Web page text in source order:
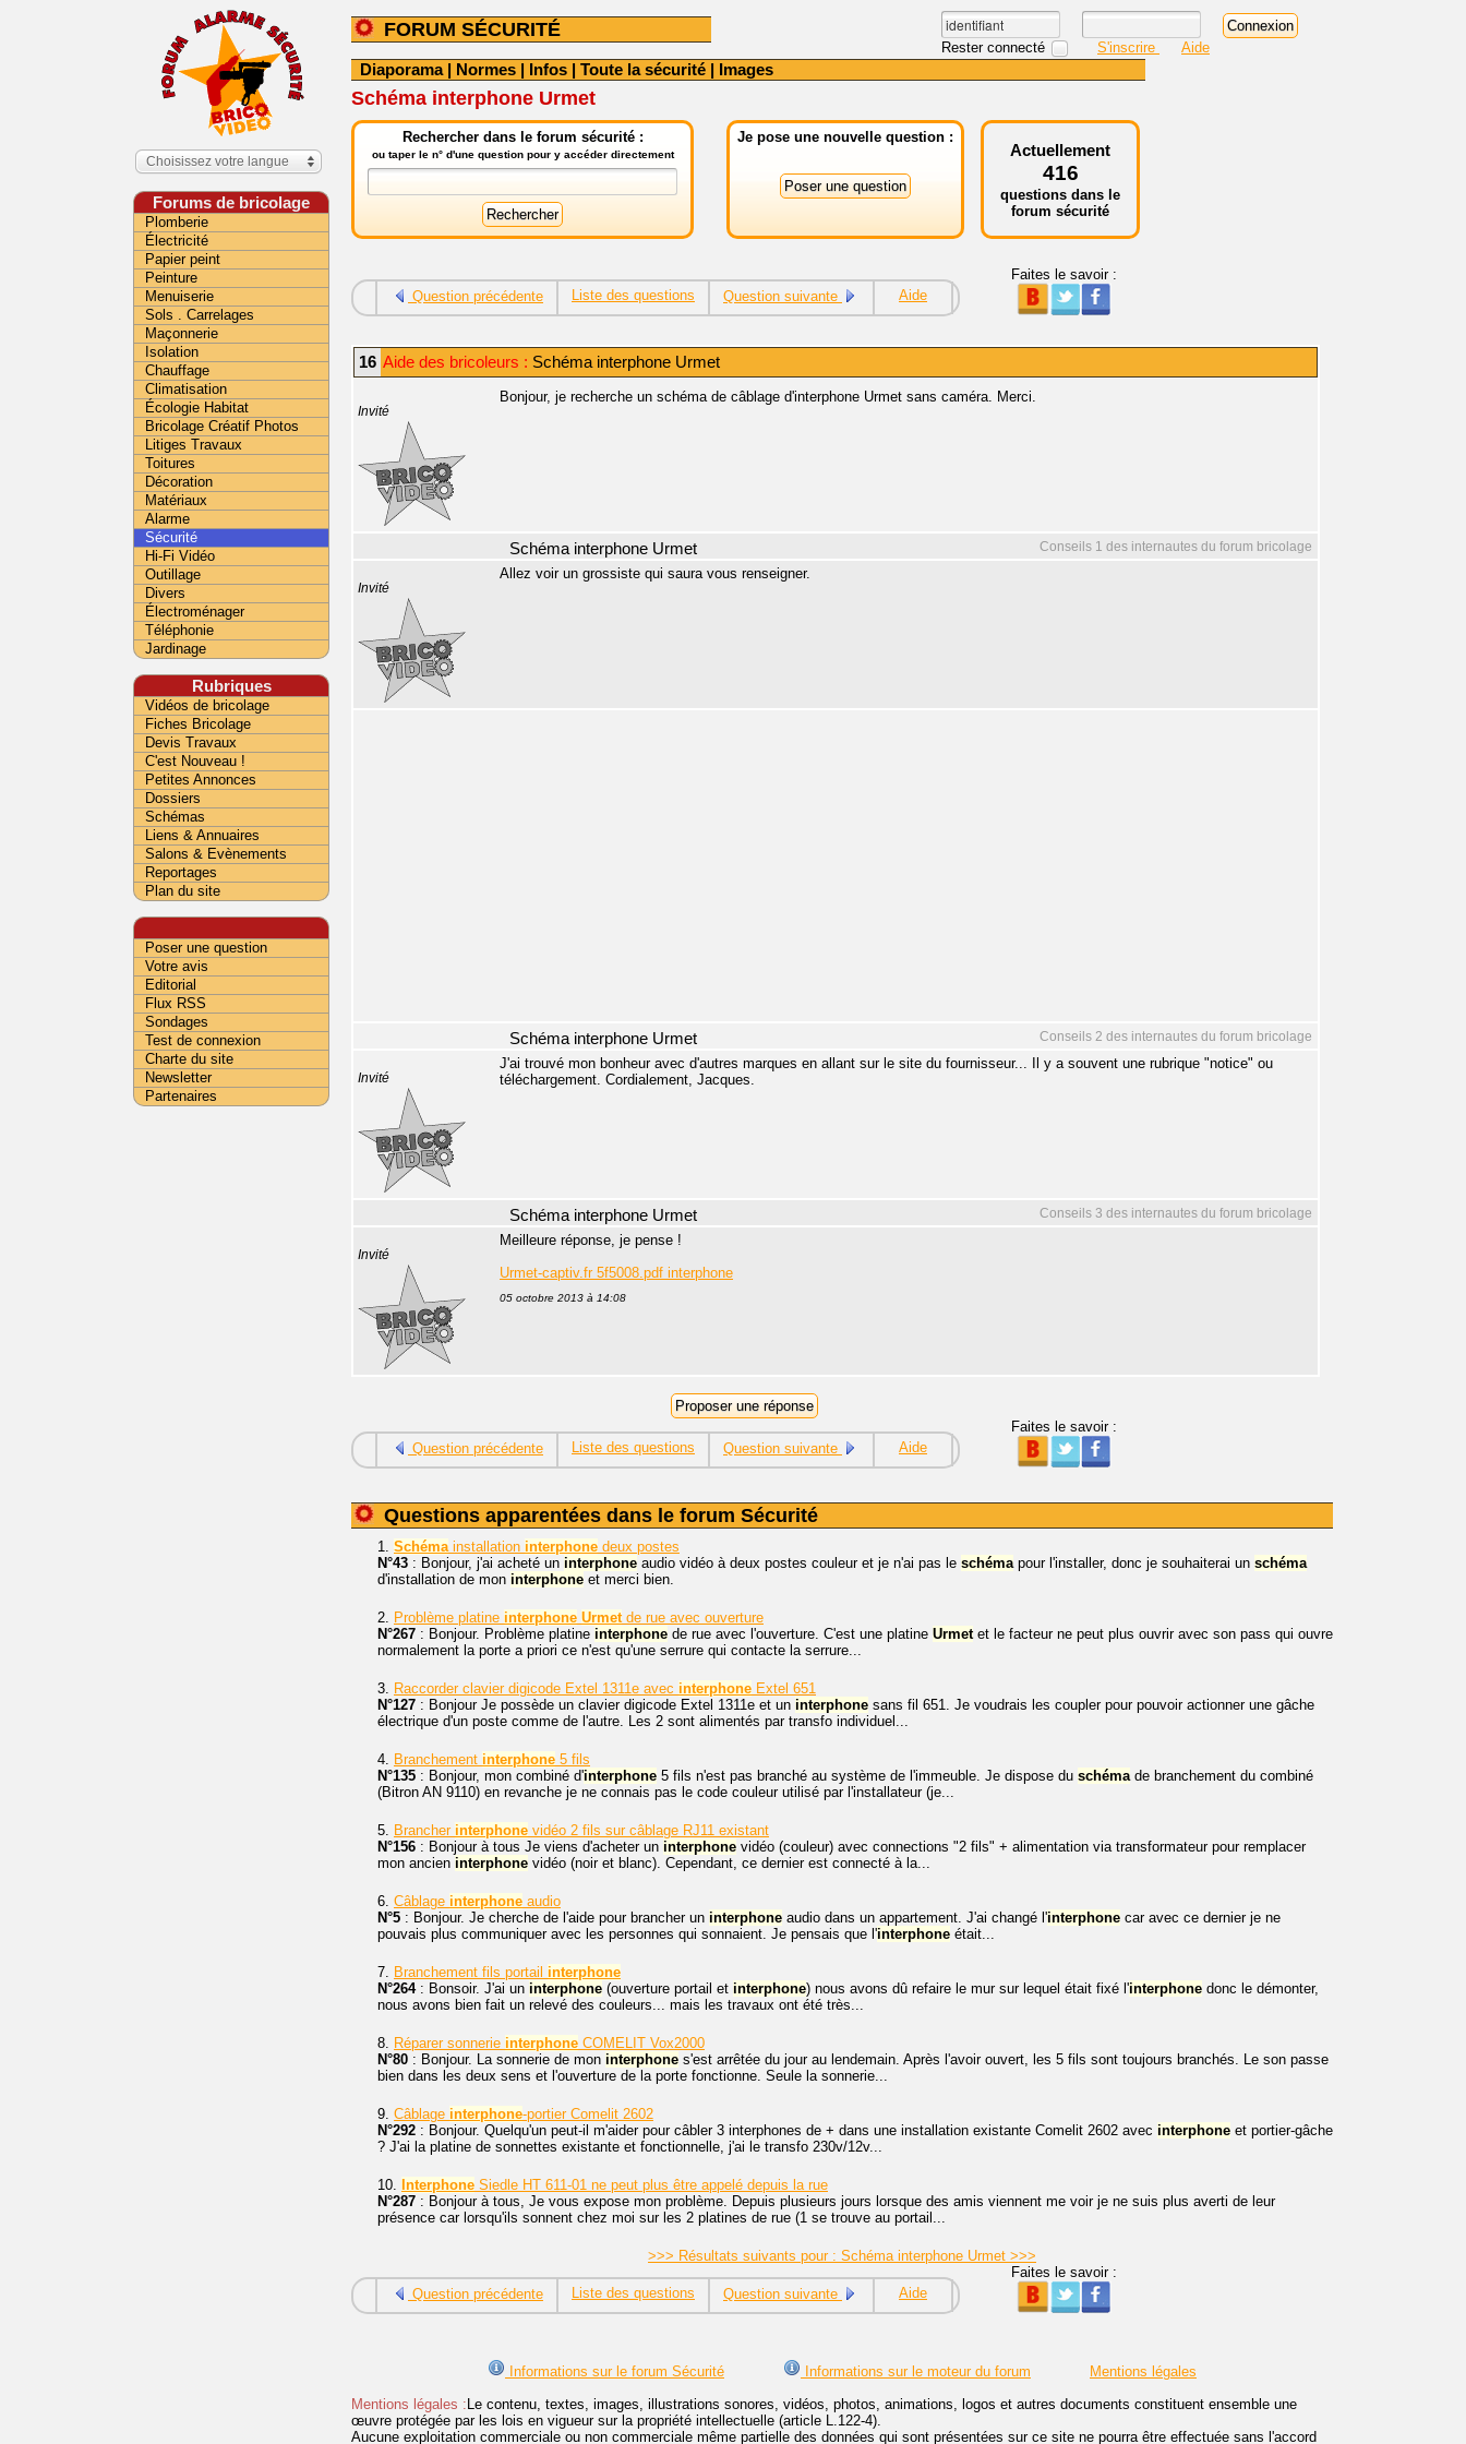
FORUM SÉCURITÉ
Rester connecté S'inscrire Aide
Diaporama| Normes | Infos | Toute la sécurité | Images
Schéma interphone Urmet
Rechercher dans le forum sécurité :
ou taper le n° d'une question pour y accéder directement
Je pose une nouvelle question :
Actuellement
416
questions dans le
forum sécurité
Question précédente Liste des questions Question suivante Aide
Faites le savoir :
16 Aide des bricoleurs : Schéma interphone Urmet
Invité
Bonjour, je recherche un schéma de câblage d'interphone Urmet sans caméra. Merci.
Conseils 1 des internautes du forum bricolage
Schéma interphone Urmet
Invité
Allez voir un grossiste qui saura vous renseigner.
Conseils 2 des internautes du forum bricolage
Schéma interphone Urmet
Invité
J'ai trouvé mon bonheur avec d'autres marques en allant sur le site du fournisseur... Il y a souvent une rubrique "notice" ou
téléchargement. Cordialement, Jacques.
Conseils 3 des internautes du forum bricolage
Schéma interphone Urmet
Invité
Meilleure réponse, je pense !
Urmet-captiv.fr 5f5008.pdf interphone
05 octobre 2013 à 14:08
Question précédente Liste des questions Question suivante Aide
Faites le savoir :
Questions apparentées dans le forum Sécurité
1. Schémainstallation interphone deux postes
N°43 : Bonjour, j'ai acheté un interphone audio vidéo à deux postes couleur et je n'ai pas le schémapour l'installer, donc je souhaiterai un schéma
d'installation de mon interphone et merci bien.
2. Problème platine interphone Urmetde rue avec ouverture
N°267 : Bonjour. Problème platine interphone de rue avec l'ouverture. C'est une platine Urmetet le facteur ne peut plus ouvrir avec son pass qui ouvre
normalement la porte a priori ce n'est qu'une serrure qui contacte la serrure...
3. Raccorder clavier digicode Extel 1311e avec interphone Extel 651
N°127 : Bonjour Je possède un clavier digicode Extel 1311e et un interphone sans fil 651. Je voudrais les coupler pour pouvoir actionner une gâche
électrique d'un poste comme de l'autre. Les 2 sont alimentés par transfo individuel...
4. Branchement interphone 5 fils
N°135 : Bonjour, mon combiné d'interphone 5 fils n'est pas branché au système de l'immeuble. Je dispose du schémade branchement du combiné
(Bitron AN 9110) en revanche je ne connais pas le code couleur utilisé par l'installateur (je...
5. Brancher interphone vidéo 2 fils sur câblage RJ11 existant
N°156 : Bonjour à tous Je viens d'acheter un interphone vidéo (couleur) avec connections "2 fils" + alimentation via transformateur pour remplacer
mon ancien interphone vidéo (noir et blanc). Cependant, ce dernier est connecté à la...
6. Câblage interphone audio
N°5 : Bonjour. Je cherche de l'aide pour brancher un interphone audio dans un appartement. J'ai changé l'interphone car avec ce dernier je ne
pouvais plus communiquer avec les personnes qui sonnaient. Je pensais que l'interphone était...
7. Branchement fils portail interphone
N°264: Bonsoir. J'ai un interphone (ouverture portail et interphone) nous avons dû refaire le mur sur lequel était fixé l'interphone donc le démonter,
nous avons bien fait un relevé des couleurs... mais les travaux ont été très...
8. Réparer sonnerie interphone COMELIT Vox2000
N°80 : Bonjour. La sonnerie de mon interphone s'est arrêtée du jour au lendemain. Après l'avoir ouvert, les 5 fils sont toujours branchés. Le son passe
bien dans les deux sens et l'ouverture de la porte fonctionne. Seule la sonnerie...
9. Câblage interphone-portier Comelit 2602
N°292 : Bonjour. Quelqu'un peut-il m'aider pour câbler 3 interphones de + dans une installation existante Comelit 2602 avec interphone et portier-gâche
? J'ai la platine de sonnettes existante et fonctionnelle, j'ai le transfo 230v/12v...
10. Interphone Siedle HT 611-01 ne peut plus être appelé depuis la rue
N°287 : Bonjour à tous, Je vous expose mon problème. Depuis plusieurs jours lorsque des amis viennent me voir je ne suis plus averti de leur
présence car lorsqu'ils sonnent chez moi sur les 2 platines de rue (1 se trouve au portail...
>>> Résultats suivants pour : Schéma interphone Urmet >>>
Question précédente Liste des questions Question suivante Aide
Faites le savoir :
Informations sur le forum Sécurité Informations sur le moteur du forum
Mentions légales
Mentions légales : Le contenu, textes, images, illustrations sonores, vidéos, photos, animations, logos et autres documents constituent ensemble une
œuvre protégée par les lois en vigueur sur la propriété intellectuelle (article L.122-4).
Aucune exploitation commerciale ou non commerciale même partielle des données qui sont présentées sur ce site ne pourra être effectuée sans l'accord
Choisissez votre langue
Forums de bricolage
Plomberie
Électricité
Papier peint
Peinture
Menuiserie
Sols . Carrelages
Maçonnerie
Isolation
Chauffage
Climatisation
Écologie Habitat
Bricolage Créatif Photos
Litiges Travaux
Toitures
Décoration
Matériaux
Alarme
Sécurité
Hi-Fi Vidéo
Outillage
Divers
Électroménager
Téléphonie
Jardinage
Rubriques
Vidéos de bricolage
Fiches Bricolage
Devis Travaux
C'est Nouveau !
Petites Annonces
Dossiers
Schémas
Liens & Annuaires
Salons & Evènements
Reportages
Plan du site
Poser une question
Votre avis
Editorial
Flux RSS
Sondages
Test de connexion
Charte du site
Newsletter
Partenaires